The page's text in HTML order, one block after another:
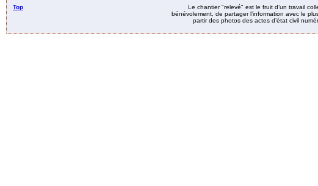
Top
Le chantier "relevé" est le fruit d’un travail
bénévolement, de partager l’information avec le
partir des photos des actes d’état civil